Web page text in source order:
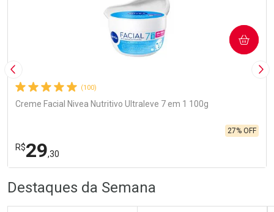
Imagem Anterior
(100)
Creme Facial Nivea Nutritivo Ultraleve 7 em 1 100g
R$29,30
27% OFF
COMPRAR
Laboratório
Por Menos
Destaques da Semana